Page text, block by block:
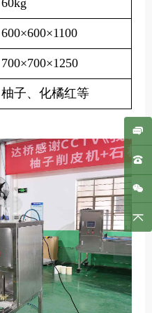
60kg
600×600×1100
700×700×1250
柚子、化橘红等